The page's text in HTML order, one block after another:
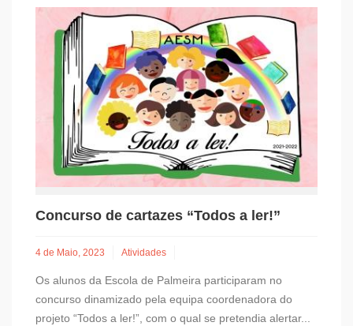
Concurso de cartazes “Todos a ler!”
4 de Maio, 2023 Atividades
Os alunos da Escola de Palmeira participaram no
concurso dinamizado pela equipa coordenadora do
projeto “Todos a ler!”, com o qual se pretendia alertar...